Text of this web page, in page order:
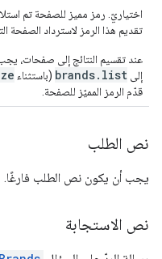
اختياريّ. رمز مميز للصفحة تم
تقديم هذا الرمز لاسترداد الصفحة
عند تقسيم النتائج إلى صفحات،
إلى brands.list (باستثناء
قدّم الرمز المميّز للصفحة.
نص الطلب
يجب أن يكون نص الطلب فارغًا.
نص الاستجابة